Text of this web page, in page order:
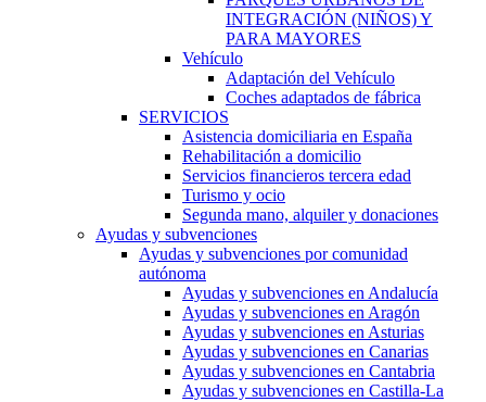
INTEGRACIÓN (NIÑOS) Y
PARA MAYORES
Vehículo
Adaptación del Vehículo
Coches adaptados de fábrica
SERVICIOS
Asistencia domiciliaria en España
Rehabilitación a domicilio
Servicios financieros tercera edad
Turismo y ocio
Segunda mano, alquiler y donaciones
Ayudas y subvenciones
Ayudas y subvenciones por comunidad
autónoma
Ayudas y subvenciones en Andalucía
Ayudas y subvenciones en Aragón
Ayudas y subvenciones en Asturias
Ayudas y subvenciones en Canarias
Ayudas y subvenciones en Cantabria
Ayudas y subvenciones en Castilla-La